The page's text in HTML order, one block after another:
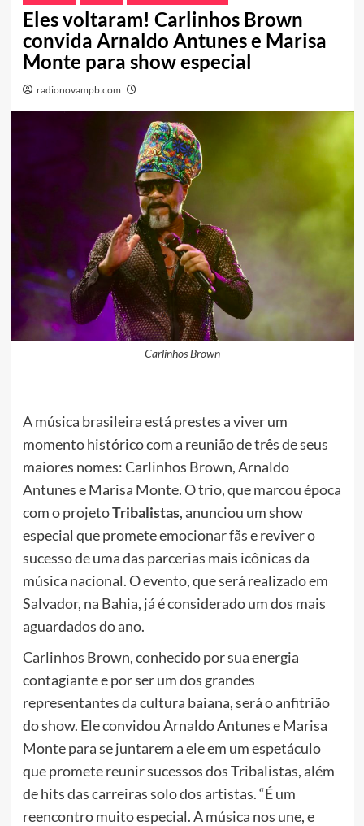
Eles voltaram! Carlinhos Brown
convida Arnaldo Antunes e Marisa
Monte para show especial
radionovampb.com
Carlinhos Brown
A música brasileira está prestes a viver um
momento histórico com a reunião de três de seus
maiores nomes: Carlinhos Brown, Arnaldo
Antunes e Marisa Monte. O trio, que marcou época
com o projetoTribalistas, anunciou um show
especial que promete emocionar fãs e reviver o
sucesso de uma das parcerias mais icônicas da
música nacional. O evento, que será realizado em
Salvador, na Bahia, já é considerado um dos mais
aguardados do ano.
Carlinhos Brown, conhecido por sua energia
contagiante e por ser um dos grandes
representantes da cultura baiana, será o anfitrião
do show. Ele convidou Arnaldo Antunes e Marisa
Monte para se juntarem a ele em um espetáculo
que promete reunir sucessos dos Tribalistas, além
de hits das carreiras solo dos artistas. “É um
reencontro muito especial. A música nos une, e